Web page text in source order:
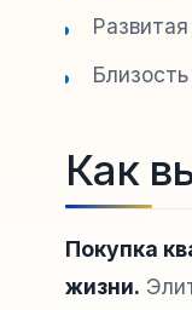
Как
Покупка
жизни.